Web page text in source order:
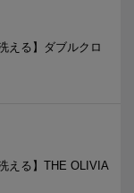
える】ダブルクロ
える】THE OLIVIA